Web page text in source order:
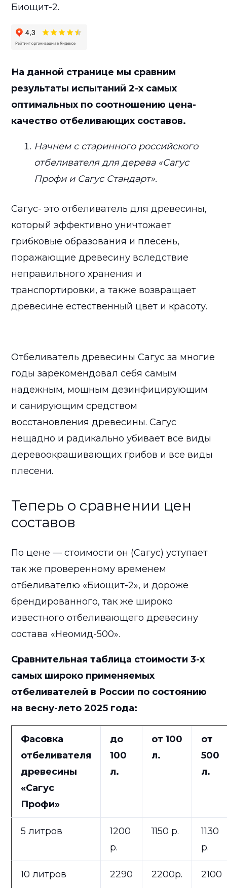
Биощит-2.
На данной странице мы сравним
результаты испытаний 2-х самых
оптимальных по соотношению цена-
качество отбеливающих составов.
Начнем с старинного российского
отбеливателя для дерева «Сагус
Профи и Сагус Стандарт».
Сагус- это отбеливатель для древесины,
который эффективно уничтожает
грибковые образования и плесень,
поражающие древесину вследствие
неправильного хранения и
транспортировки, а также возвращает
древесине естественный цвет и красоту.
Отбеливатель древесины Сагус за многие
годы зарекомендовал себя самым
надежным, мощным дезинфицирующим
и санирующим средством
восстановления древесины. Сагус
нещадно и радикально убивает все виды
деревоокрашивающих грибов и все виды
плесени.
Теперь о сравнении цен
составов
По цене — стоимости он (Сагус) уступает
так же проверенному временем
отбеливателю «Биощит-2», и дороже
брендированного, так же широко
известного отбеливающего древесину
состава «Неомид-500».
Сравнительная таблица стоимости 3-х
самых широко применяемых
отбеливателей в России по состоянию
на весну-лето 2025 года:
Фасовка
отбеливателя
древесины
«Сагус
Профи»
до
100
л.
от 100
л.
от
500
л.
5 литров
1200
р.
1150 р.
1130
р.
10 литров
2290
2200р.
2100